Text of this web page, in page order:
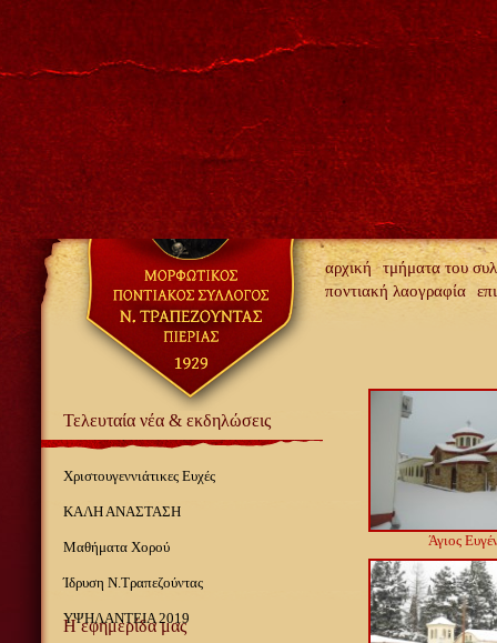
αρχική
τμήματα του
ποντιακή λαογραφία
Τελευταία νέα & εκδηλώσεις
Χριστουγεννιάτικες Ευχές
ΚΑΛΗ ΑΝΑΣΤΑΣΗ
Μαθήματα Χορού
Ίδρυση Ν.Τραπεζούντας
ΥΨΗΛΑΝΤΕΙΑ 2019
Η εφημερίδα μας
Άγιος